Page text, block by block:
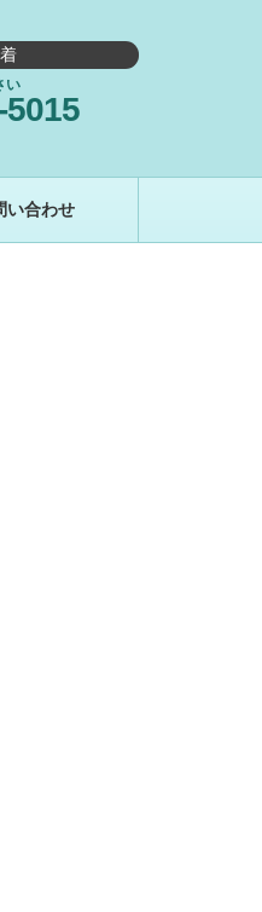
い
5015
い合わせ